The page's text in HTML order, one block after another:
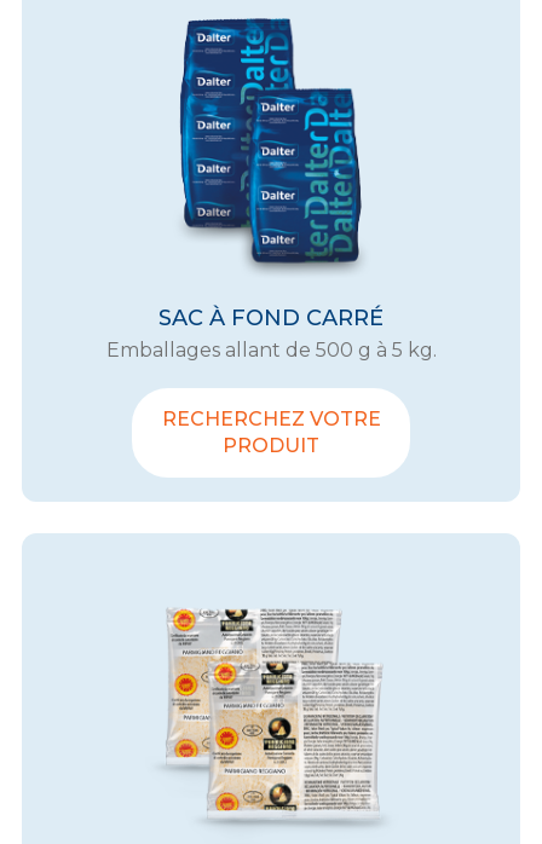
SAC À FOND CARRÉ
Emballages allant de 500 g à 5 kg.
RECHERCHEZ VOTRE
PRODUIT